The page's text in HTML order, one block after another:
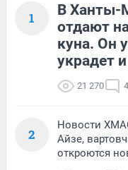
1
В Ханты-
отдают
куна. Он
украдет
21 270 4
2
Новости
Айзе,
откроются